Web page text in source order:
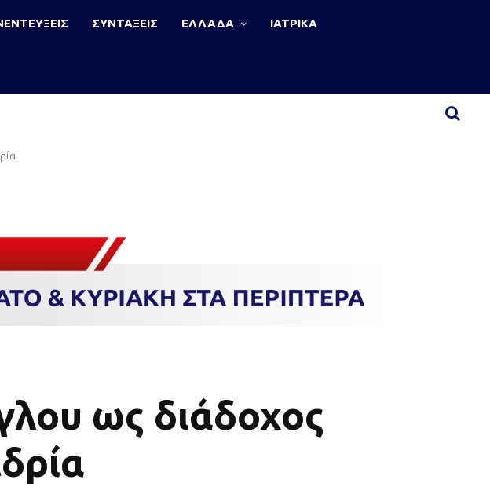
ΣΥΝΤΑΞΕΙΣ ΕΛΛΑΔΑ ΙΑΤΡΙΚΑ
ως διάδοχος